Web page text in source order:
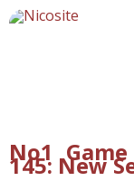
No1
145: New